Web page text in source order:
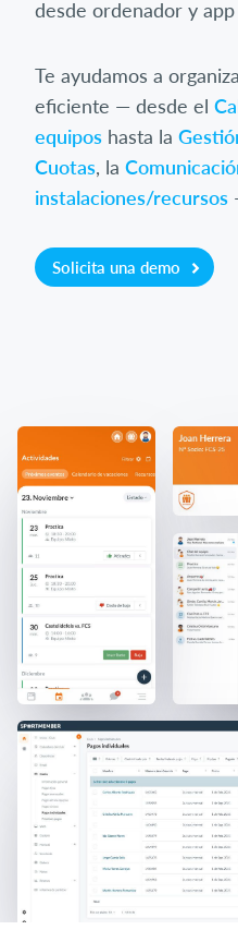
desde ordenador y
Te ayudamos a
eficiente — desde el
equipos hasta la
Cuotas, la
instalaciones/recursos
Solicita una demo